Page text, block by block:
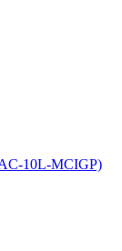
10L-MCIGP)